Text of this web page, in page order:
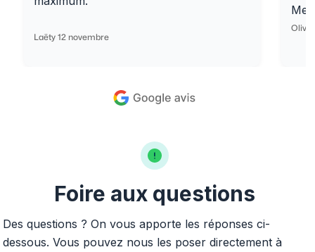
Laëty 12 novembre
Foire aux questions
Des questions ? On vous apporte les réponses ci-
dessous. Vous pouvez nous les poser directement à